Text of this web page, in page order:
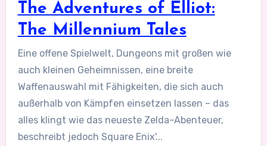
The Adventures of Elliot:
The Millennium Tales
Eine offene Spielwelt, Dungeons mit großen wie
auch kleinen Geheimnissen, eine breite
Waffenauswahl mit Fähigkeiten, die sich auch
außerhalb von Kämpfen einsetzen lassen – das
alles klingt wie das neueste Zelda-Abenteuer,
beschreibt jedoch Square Enix'...